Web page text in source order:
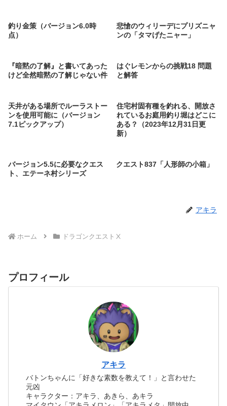
釣り金策（バージョン6.0時
点）
悲愴のウィリーデにプリズニャ
ンの「タマげたニャー」
『暗黙の了解』と書いてあった
けど全然暗黙の了解じゃない件
はぐレモンからの挑戦18 問題
と解答
天井がある場所でルーラストー
ンを使用可能に（バージョン
7.1ピックアップ）
住宅村固有種を釣れる、開放さ
れているお庭用釣り堀はどこに
ある？（2023年12月31日更
新）
バージョン5.5に必要なクエス
ト、エテーネ村シリーズ
クエスト837「人形師の小箱」
アキラ
ホーム ドラゴンクエストⅩ
プロフィール
アキラ
バトンちゃんに「好きな素数を教えて！」と言わせた
元凶
キャラクター：アキラ、あきら、あキラ